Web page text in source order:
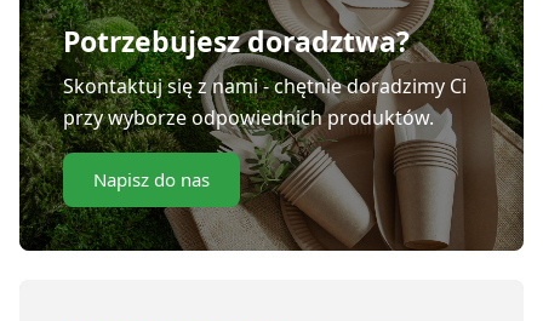
Potrzebujesz doradztwa?
Skontaktuj się z nami - chętnie doradzimy Ci
przy wyborze odpowiednich produktów.
Napisz do nas